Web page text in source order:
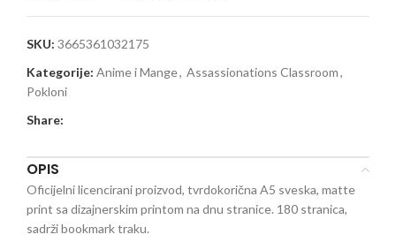
SKU: 3665361032175
Kategorije: Anime i Mange, Assassionations Classroom,
Pokloni
Share:
OPIS
Oficijelni licencirani proizvod, tvrdokorična A5 sveska, matte
print sa dizajnerskim printom na dnu stranice. 180 stranica,
sadrži bookmark traku.